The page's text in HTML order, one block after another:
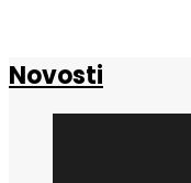
Novosti